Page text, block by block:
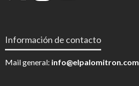
Información de contacto
Mail general: info@elpalomitron.com